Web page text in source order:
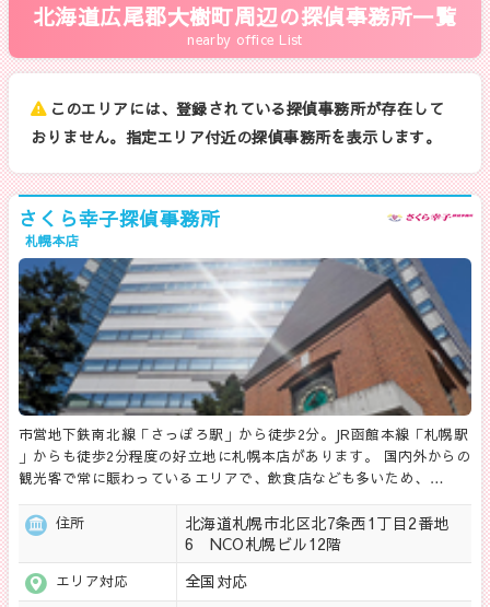
北海道広尾郡大樹町周辺の探偵事務所一覧
nearby office List
このエリアには、登録されている探偵事務所が存在して
おりません。指定エリア付近の探偵事務所を表示します。
さくら幸子探偵事務所
札幌本店
市営地下鉄南北線「さっぽろ駅」から徒歩2分。JR函館本線「札幌駅
」からも徒歩2分程度の好立地に札幌本店があります。 国内外からの
観光客で常に賑わっているエリアで、飲食店なども多いため、…
住所
北海道札幌市北区北7条西1丁目2番地
6 NCO札幌ビル12階
エリア対応 全国対応